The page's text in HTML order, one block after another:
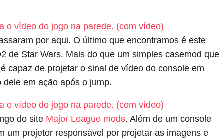
por aqui. O último que encontramos é este
de Star Wars. Mais do que um simples casemod que
capaz de projetar o sinal de vídeo do console em
em ação após o jump.
do site Major League mods. Além de um console
um projetor responsável por projetar as imagens e